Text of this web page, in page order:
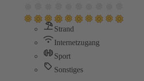
Strand
Internetzugang
Sport
Sonstiges